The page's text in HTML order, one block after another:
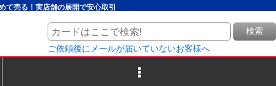
売る！実店舗の展開で安心取引
検索
ご依頼後にメールが届いていないお客様へ